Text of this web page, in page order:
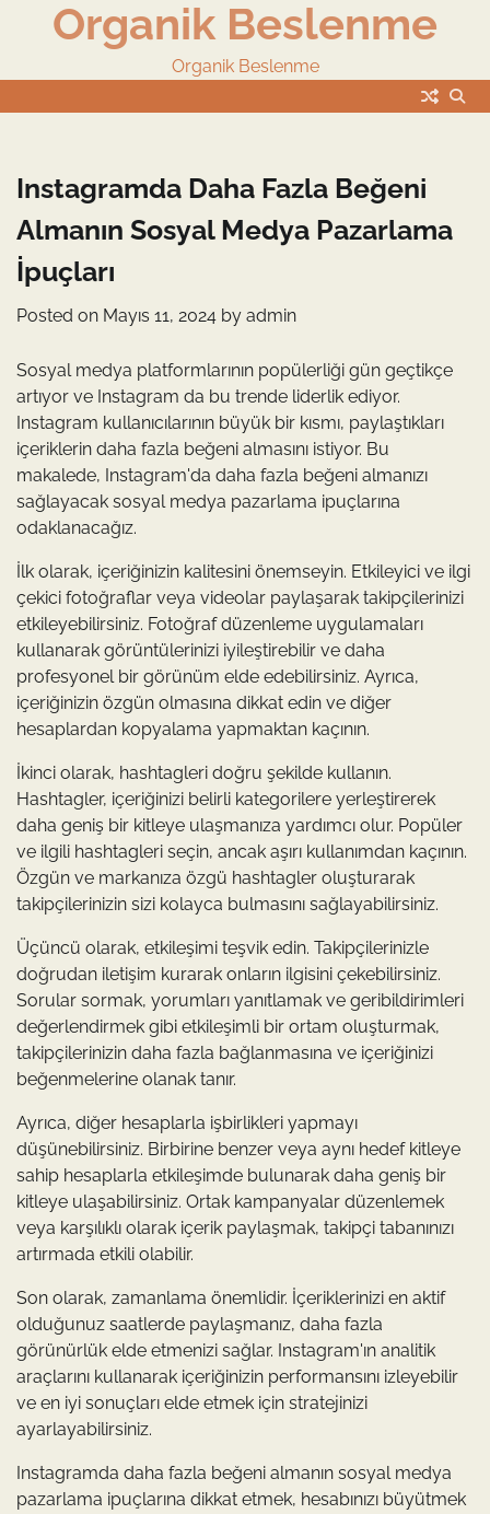
Organik Beslenme
Organik Beslenme
Instagramda Daha Fazla Beğeni
Almanın Sosyal Medya Pazarlama
İpuçları
Posted on Mayıs 11, 2024 by admin
Sosyal medya platformlarının popülerliği gün geçtikçe
artıyor ve Instagram da bu trende liderlik ediyor.
Instagram kullanıcılarının büyük bir kısmı, paylaştıkları
içeriklerin daha fazla beğeni almasını istiyor. Bu
makalede, Instagram'da daha fazla beğeni almanızı
sağlayacak sosyal medya pazarlama ipuçlarına
odaklanacağız.
İlk olarak, içeriğinizin kalitesini önemseyin. Etkileyici ve ilgi
çekici fotoğraflar veya videolar paylaşarak takipçilerinizi
etkileyebilirsiniz. Fotoğraf düzenleme uygulamaları
kullanarak görüntülerinizi iyileştirebilir ve daha
profesyonel bir görünüm elde edebilirsiniz. Ayrıca,
içeriğinizin özgün olmasına dikkat edin ve diğer
hesaplardan kopyalama yapmaktan kaçının.
İkinci olarak, hashtagleri doğru şekilde kullanın.
Hashtagler, içeriğinizi belirli kategorilere yerleştirerek
daha geniş bir kitleye ulaşmanıza yardımcı olur. Popüler
ve ilgili hashtagleri seçin, ancak aşırı kullanımdan kaçının.
Özgün ve markanıza özgü hashtagler oluşturarak
takipçilerinizin sizi kolayca bulmasını sağlayabilirsiniz.
Üçüncü olarak, etkileşimi teşvik edin. Takipçilerinizle
doğrudan iletişim kurarak onların ilgisini çekebilirsiniz.
Sorular sormak, yorumları yanıtlamak ve geribildirimleri
değerlendirmek gibi etkileşimli bir ortam oluşturmak,
takipçilerinizin daha fazla bağlanmasına ve içeriğinizi
beğenmelerine olanak tanır.
Ayrıca, diğer hesaplarla işbirlikleri yapmayı
düşünebilirsiniz. Birbirine benzer veya aynı hedef kitleye
sahip hesaplarla etkileşimde bulunarak daha geniş bir
kitleye ulaşabilirsiniz. Ortak kampanyalar düzenlemek
veya karşılıklı olarak içerik paylaşmak, takipçi tabanınızı
artırmada etkili olabilir.
Son olarak, zamanlama önemlidir. İçeriklerinizi en aktif
olduğunuz saatlerde paylaşmanız, daha fazla
görünürlük elde etmenizi sağlar. Instagram'ın analitik
araçlarını kullanarak içeriğinizin performansını izleyebilir
ve en iyi sonuçları elde etmek için stratejinizi
ayarlayabilirsiniz.
Instagramda daha fazla beğeni almanın sosyal medya
pazarlama ipuçlarına dikkat etmek, hesabınızı büyütmek